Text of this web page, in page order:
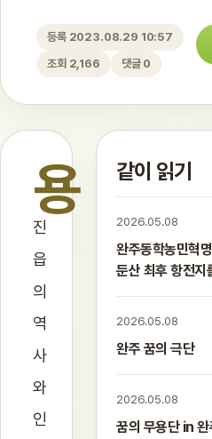
등록 2023.08.29 10:57
조회 2,166
댓글 0
용
진
읍
의
역
사
와
인
같이 읽기
2026.05.08
완주동학농민혁
둔산 최후 항전지
2026.05.08
완주 꿈의 극단
2026.05.08
꿈의 무용단 in 완